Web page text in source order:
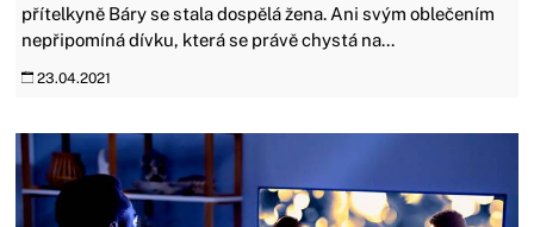
přítelkyně Báry se stala dospělá žena. Ani svým oblečením
nepřipomíná dívku, která se právě chystá na...
23.04.2021